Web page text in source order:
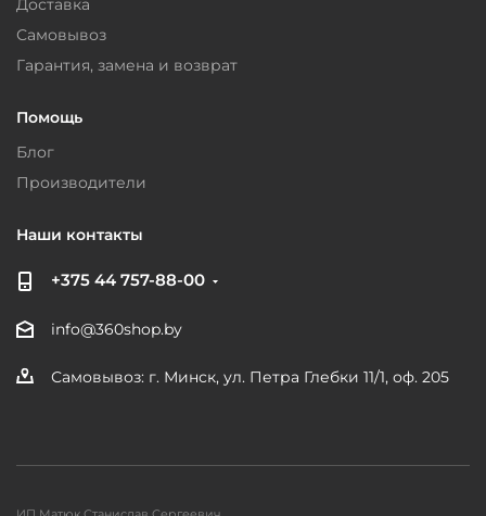
Доставка
Самовывоз
Гарантия, замена и возврат
Помощь
Блог
Производители
Наши контакты
+375 44 757-88-00
info@360shop.by
Самовывоз: г. Минск, ул. Петра Глебки 11/1, оф. 205